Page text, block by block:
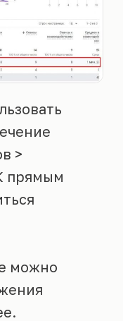
>
прямым
можно